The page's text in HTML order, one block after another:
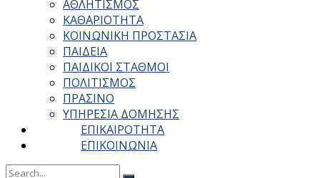
ΑΘΛΗΤΙΣΜΟΣ
ΚΑΘΑΡΙΟΤΗΤΑ
ΚΟΙΝΩΝΙΚΗ ΠΡΟΣΤΑΣΙΑ
ΠΑΙΔΕΙΑ
ΠΑΙΔΙΚΟΙ ΣΤΑΘΜΟΙ
ΠΟΛΙΤΙΣΜΟΣ
ΠΡΑΣΙΝΟ
ΥΠΗΡΕΣΙΑ ΔΟΜΗΣΗΣ
ΕΠΙΚΑΙΡΟΤΗΤΑ
ΕΠΙΚΟΙΝΩΝΙΑ